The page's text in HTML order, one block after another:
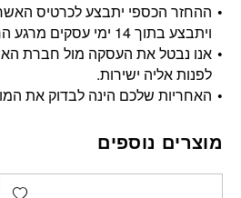
ההחזר הכספי יתבצע לכרטיס
ויתבצע בתוך 14 ימי עסקים מרגע החזרתו.
אנו נבטל את העסקה מול חברת
לפנות אליה ישירות.
האחריות שלכם הינה לבדוק את
מוצרים נוספים